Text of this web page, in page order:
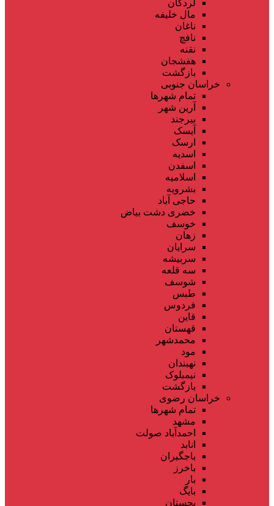
لردگان
مال خلیفه
ناغان
نافچ
نقنه
هفشجان
بازگشت
خراسان جنوبی
تمام شهر‌ها
آرین شهر
بیرجند
آیسک
ارسک
اسدیه
اسفدن
اسلامیه
بشرویه
حاجی آباد
خضری دشت بیاض
خوسف
زهان
سرایان
سربیشه
سه قلعه
شوسف
طبس
فردوس
قاین
قهستان
محمدشهر
مود
نهبندان
نیمبلوک
بازگشت
خراسان رضوی
تمام شهر‌ها
مشهد
احمدآباد صولت
انابد
باجگیران
باخرز
بار
بایگ
بجستان